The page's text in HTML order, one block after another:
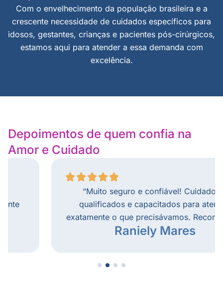
Com o envelhecimento da população brasileira e a
crescente necessidade de cuidados específicos para
idosos, gestantes, crianças e pacientes pós-cirúrgicos,
estamos aqui para atender a essa demanda com
excelência.
Depoimentos de quem confia na
Amor e Cuidado
“Muito seguro e confiável! Cuidadores
qualificados e capacitados para atender
exatamente o que precisávamos. Recomendo!”
Raniely Mares